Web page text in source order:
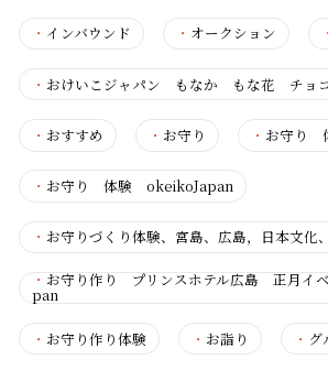
・ インバウンド ・ オークション ・
・ おけいこジャパン もなか もな花 チョ
・ おすすめ ・ お守り ・ お守り
・ お守り 体験 okeikoJapan
・ お守りづくり体験、宮島、広島，日本文化
・ お守り作り プリンスホテル広島 正月イ
pan
・ お守り作り体験 ・ お詣り ・ グ